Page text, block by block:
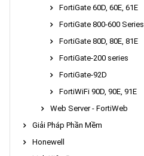
FortiGate 60D, 60E, 61E
FortiGate 800-600 Series
FortiGate 80D, 80E, 81E
FortiGate-200 series
FortiGate-92D
FortiWiFi 90D, 90E, 91E
Web Server - FortiWeb
Giải Pháp Phần Mềm
Honewell